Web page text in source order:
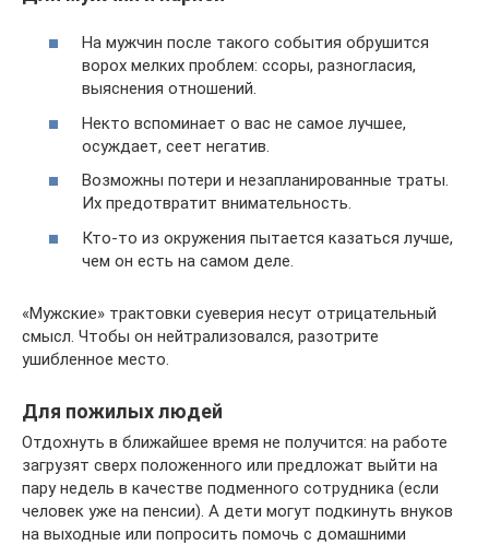
На мужчин после такого события обрушится
ворох мелких проблем: ссоры, разногласия,
выяснения отношений.
Некто вспоминает о вас не самое лучшее,
осуждает, сеет негатив.
Возможны потери и незапланированные траты.
Их предотвратит внимательность.
Кто-то из окружения пытается казаться лучше,
чем он есть на самом деле.
«Мужские» трактовки суеверия несут отрицательный
смысл. Чтобы он нейтрализовался, разотрите
ушибленное место.
Для пожилых людей
Отдохнуть в ближайшее время не получится: на работе
загрузят сверх положенного или предложат выйти на
пару недель в качестве подменного сотрудника (если
человек уже на пенсии). А дети могут подкинуть внуков
на выходные или попросить помочь с домашними